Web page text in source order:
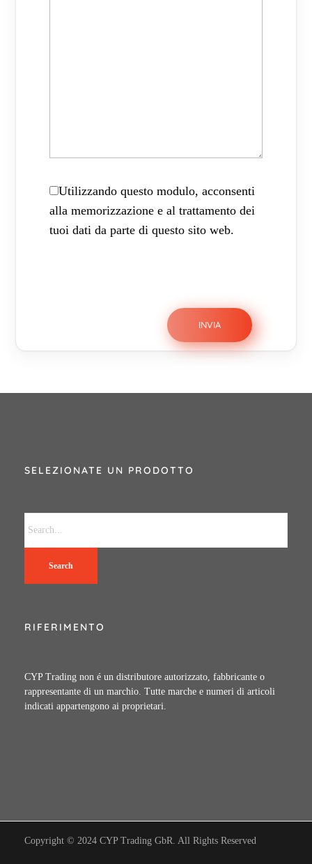
Utilizzando questo modulo, acconsenti
alla memorizzazione e al trattamento dei
tuoi dati da parte di questo sito web.
SELEZIONATE UN PRODOTTO
Search
RIFERIMENTO
CYP Trading non é un distributore autorizzato, fabbricante o
rappresentante di un marchio. Tutte marche e numeri di articoli
indicati appartengono ai proprietari.
Copyright © 2024 CYP Trading GbR. All Rights Reserved